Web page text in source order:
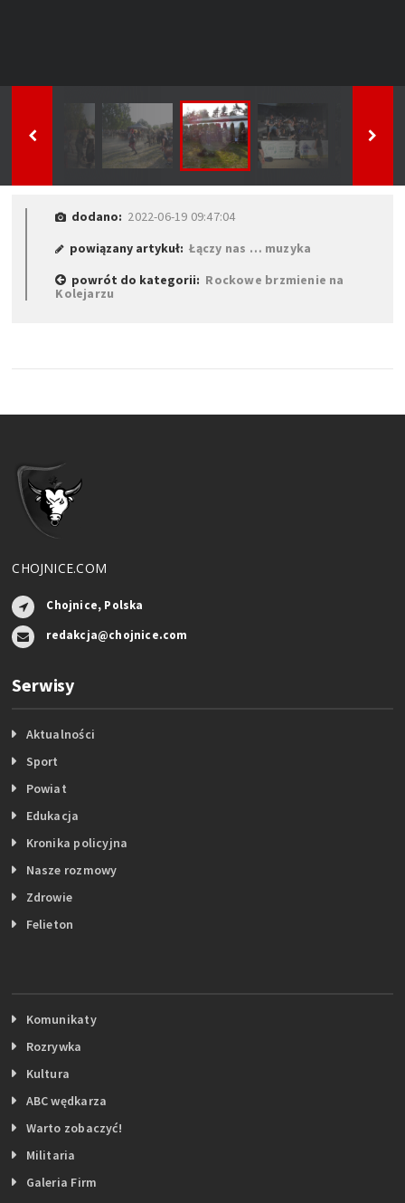
dodano: 2022-06-19 09:47:04
powiązany artykuł:Łączy nas … muzyka
powrót do kategorii: Rockowe brzmienie na
Kolejarzu
CHOJNICE.COM
Chojnice, Polska
redakcja@chojnice.com
Serwisy
Aktualności
Sport
Powiat
Edukacja
Kronika policyjna
Nasze rozmowy
Zdrowie
Felieton
Komunikaty
Rozrywka
Kultura
ABC wędkarza
Warto zobaczyć!
Militaria
Galeria Firm